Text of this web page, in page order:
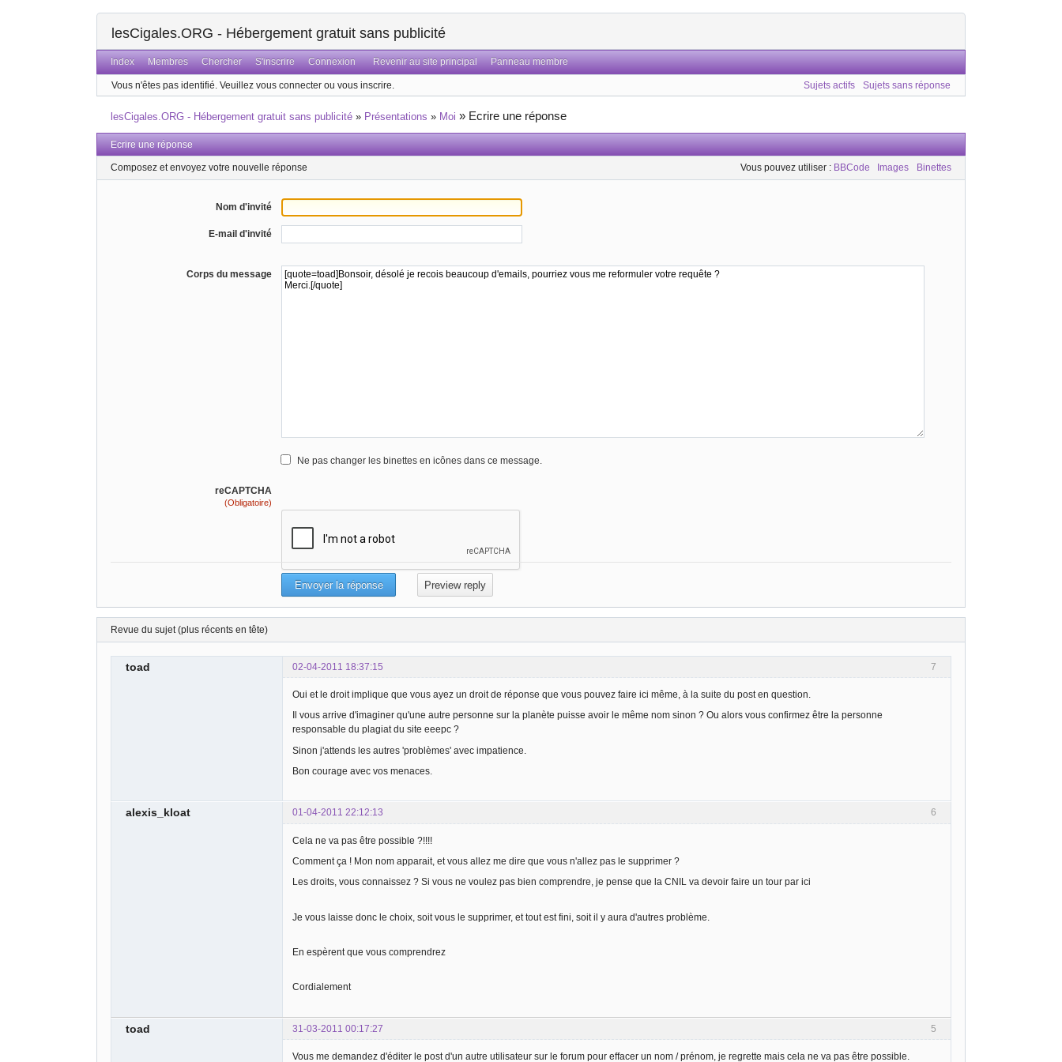
lesCigales.ORG - Hébergement gratuit sans publicité
Index Membres Chercher S'inscrire Connexion Revenir au site principal Panneau membre
Vous n'êtes pas identifié. Veuillez vous connecter ou vous inscrire. Sujets actifs Sujets sans réponse
lesCigales.ORG - Hébergement gratuit sans publicité » Présentations » Moi » Ecrire une réponse
Ecrire une réponse
Composez et envoyez votre nouvelle réponse Vous pouvez utiliser : BBCode Images Binettes
Nom d'invité
E-mail d'invité
Corps du message
Ne pas changer les binettes en icônes dans ce message.
reCAPTCHA
(Obligatoire)
Revue du sujet (plus récents en tête)
7
toad 02-04-2011 18:37:15
Oui et le droit implique que vous ayez un droit de réponse que vous pouvez faire ici même, à la suite du post en question.
Il vous arrive d'imaginer qu'une autre personne sur la planète puisse avoir le même nom sinon ? Ou alors vous confirmez être la personne
responsable du plagiat du site eeepc ?
Sinon j'attends les autres 'problèmes' avec impatience.
Bon courage avec vos menaces.
6
alexis_kloat 01-04-2011 22:12:13
Cela ne va pas être possible ?!!!!
Comment ça ! Mon nom apparait, et vous allez me dire que vous n'allez pas le supprimer ?
Les droits, vous connaissez ? Si vous ne voulez pas bien comprendre, je pense que la CNIL va devoir faire un tour par ici
Je vous laisse donc le choix, soit vous le supprimer, et tout est fini, soit il y aura d'autres problème.
En espèrent que vous comprendrez
Cordialement
5
toad 31-03-2011 00:17:27
Vous me demandez d'éditer le post d'un autre utilisateur sur le forum pour effacer un nom / prénom, je regrette mais cela ne va pas être possible.